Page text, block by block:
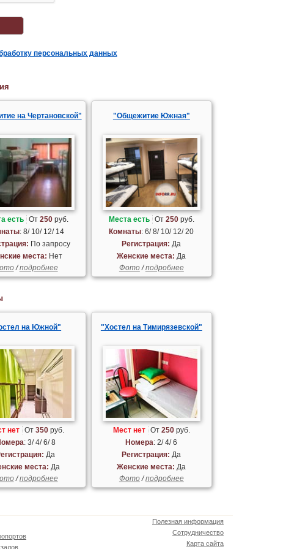
персональных данных
на Чертановской"
есть От 250руб.
: 8/ 10/ 12/ 14
По запросу
места: Нет
/подробнее
"Общежитие Южная"
Места есть От 250руб.
Комнаты: 6/ 8/ 10/ 12/ 20
Регистрация: Да
Женские места: Да
Фото/подробнее
на Южной"
нет От 350руб.
: 3/ 4/ 6/ 8
Да
места: Да
/подробнее
"Хостел на Тимирязевской"
Мест нет От 250руб.
Номера: 2/ 4/ 6
Регистрация: Да
Женские места: Да
Фото/подробнее
Полезная информация
Сотрудничество
Карта сайта